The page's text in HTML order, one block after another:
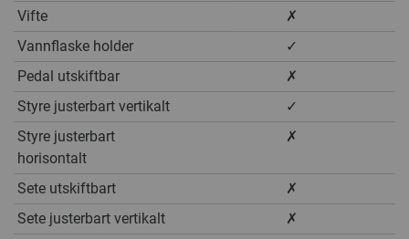
Vifte
✗
Vannflaske holder
✓
Pedal utskiftbar
✗
Styre justerbart vertikalt
✓
Styre justerbart
horisontalt
✗
Sete utskiftbart
✗
Sete justerbart vertikalt
✗